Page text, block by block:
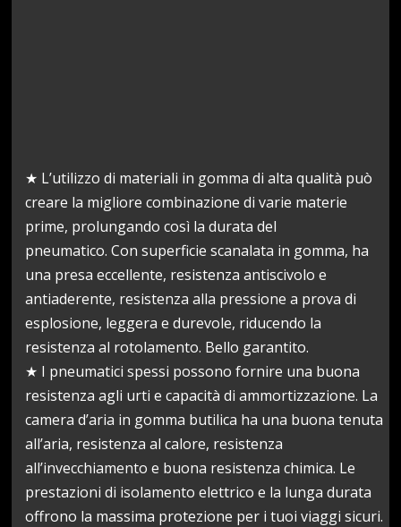
★ L’utilizzo di materiali in gomma di alta qualità può
creare la migliore combinazione di varie materie
prime, prolungando così la durata del
pneumatico. Con superficie scanalata in gomma, ha
una presa eccellente, resistenza antiscivolo e
antiaderente, resistenza alla pressione a prova di
esplosione, leggera e durevole, riducendo la
resistenza al rotolamento. Bello garantito.
★ I pneumatici spessi possono fornire una buona
resistenza agli urti e capacità di ammortizzazione. La
camera d’aria in gomma butilica ha una buona tenuta
all’aria, resistenza al calore, resistenza
all’invecchiamento e buona resistenza chimica. Le
prestazioni di isolamento elettrico e la lunga durata
offrono la massima protezione per i tuoi viaggi sicuri.